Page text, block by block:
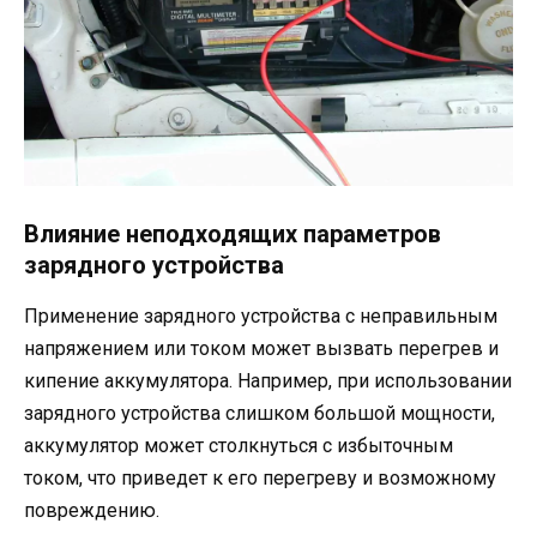
Влияние неподходящих параметров
зарядного устройства
Применение зарядного устройства с неправильным
напряжением или током может вызвать перегрев и
кипение аккумулятора. Например, при использовании
зарядного устройства слишком большой мощности,
аккумулятор может столкнуться с избыточным
током, что приведет к его перегреву и возможному
повреждению.